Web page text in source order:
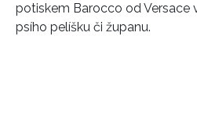
potiskem Barocco od Versace
psího pelíšku či županu.